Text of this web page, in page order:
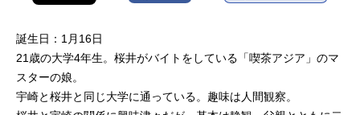
誕生日：1月16日
21歳の大学4年生。桜井がバイトをしている「喫茶アジア」のマ
スターの娘。
宇崎と桜井と同じ大学に通っている。趣味は人間観察。